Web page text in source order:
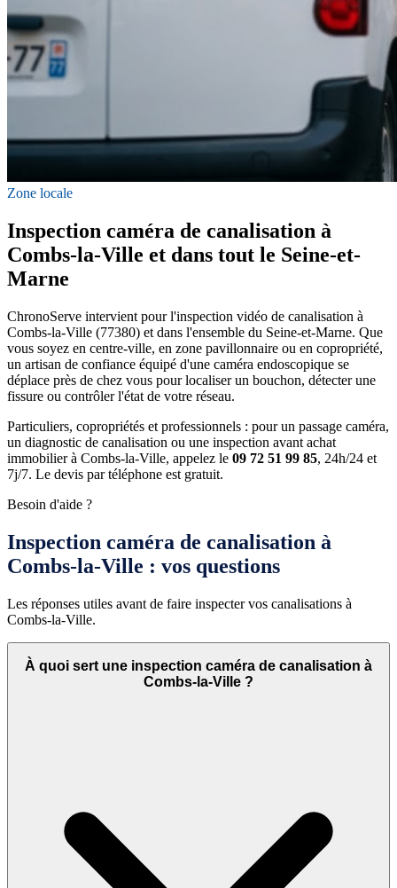
Zone locale
Inspection caméra de canalisation à
Combs-la-Ville et dans tout le Seine-et-
Marne
ChronoServe intervient pour l'inspection vidéo de canalisation à
Combs-la-Ville (77380) et dans l'ensemble du Seine-et-Marne. Que
vous soyez en centre-ville, en zone pavillonnaire ou en copropriété,
un artisan de confiance équipé d'une caméra endoscopique se
déplace près de chez vous pour localiser un bouchon, détecter une
fissure ou contrôler l'état de votre réseau.
Particuliers, copropriétés et professionnels : pour un passage caméra,
un diagnostic de canalisation ou une inspection avant achat
immobilier à Combs-la-Ville, appelez le 09 72 51 99 85, 24h/24 et
7j/7. Le devis par téléphone est gratuit.
Besoin d'aide ?
Inspection caméra de canalisation à
Combs-la-Ville : vos questions
Les réponses utiles avant de faire inspecter vos canalisations à
Combs-la-Ville.
À quoi sert une inspection caméra de canalisation à
Combs-la-Ville ?